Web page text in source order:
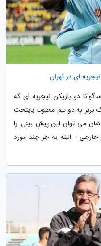
ای در تهران
دو بازیکن نیجریه ای که
برتر به دو تیم محبوب پایتخت
شان می توان این پیش بینی را
- البته به جز چند مورد